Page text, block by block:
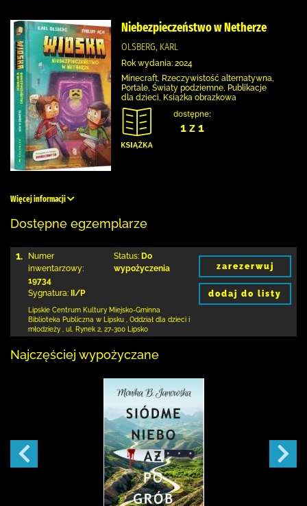
Niebezpieczeństwo w Netherze
OLSBERG, KARL
Rok wydania: 2024
Minecraft, Rzeczywistość alternatywna,
Portale, Światy podziemne, Publikacje
dla dzieci, Książka obrazkowa
dostępne:
1 z 1
Więcej informacji
Dostępne egzemplarze
1.
Numer
inwentarzowy:
19734
Sygnatura:
II/P
Status: Do
wypożyczenia
Lipskie Centrum Kultury Miejsko-Gminna
Biblioteka Publiczna w Lipsku
Oddział dla dzieci i
młodzieży , ul. Rynek 2 27-300 Lipsko
zarezerwuj
dodaj do listy
Najczęściej wypożyczane